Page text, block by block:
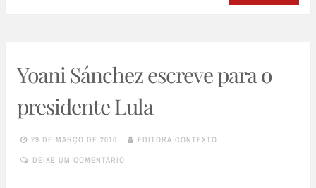
Yoani Sánchez escreve para o
presidente Lula
29 DE MARÇO DE 2010 EDITORA CONTEXTO
DEIXE UM COMENTÁRIO